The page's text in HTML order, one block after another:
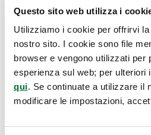
Questo sito web utilizza i
Utilizziamo i cookie per offrirvi
nostro sito. I cookie sono file
browser e vengono utilizzati per
esperienza sul web; per ulteriori
qui. Se continuate a utilizzare il
modificare le impostazioni,